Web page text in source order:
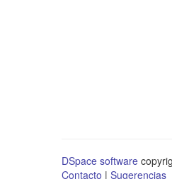
DSpace software
Contacto | Sugerencias